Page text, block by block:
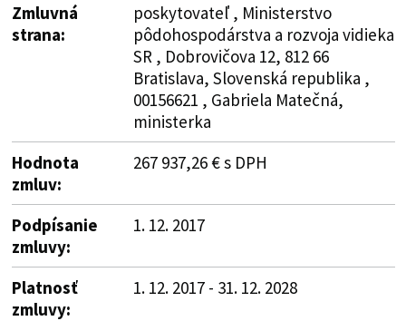
Zmluvná
strana:
poskytovateľ , Ministerstvo
pôdohospodárstva a rozvoja vidieka
SR , Dobrovičova 12, 812 66
Bratislava, Slovenská republika ,
00156621 , Gabriela Matečná,
ministerka
Hodnota
zmluv:
267 937,26 € s DPH
Podpísanie
zmluvy:
1. 12. 2017
Platnosť
zmluvy:
1. 12. 2017 - 31. 12. 2028